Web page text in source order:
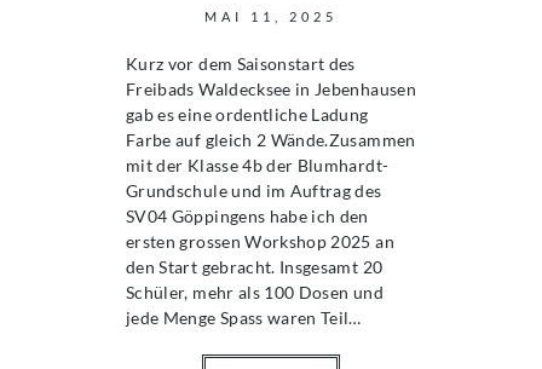
MAI 11, 2025
Kurz vor dem Saisonstart des
Freibads Waldecksee in Jebenhausen
gab es eine ordentliche Ladung
Farbe auf gleich 2 Wände.Zusammen
mit der Klasse 4b der Blumhardt-
Grundschule und im Auftrag des
SV04 Göppingens habe ich den
ersten grossen Workshop 2025 an
den Start gebracht. Insgesamt 20
Schüler, mehr als 100 Dosen und
jede Menge Spass waren Teil…